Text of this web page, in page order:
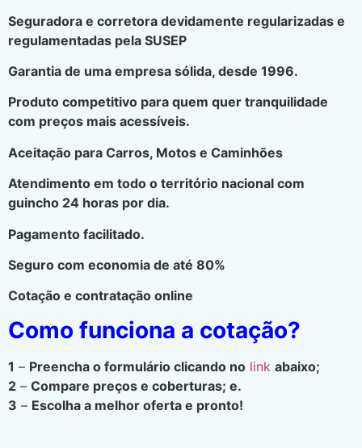
Seguradora e corretora devidamente regularizadas e
regulamentadas pela SUSEP
Garantia de uma empresa sólida, desde 1996.
Produto competitivo para quem quer tranquilidade
com preços mais acessíveis.
Aceitação para Carros, Motos e Caminhões
Atendimento em todo o território nacional com
guincho 24 horas por dia.
Pagamento facilitado.
Seguro com economia de até 80%
Cotação e contratação online
Como funciona a cotação?
1 – Preencha o formulário clicando no link abaixo;
2 – Compare preços e coberturas; e.
3 – Escolha a melhor oferta e pronto!